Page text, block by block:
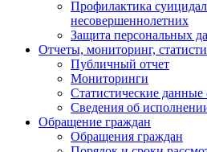
Профилактика
несовершеннолетних
Защита персональных
Отчеты, мониторинг,
Публичный отчет
Мониторинги
Статистические данные
Сведения об
Обращение граждан
Обращения граждан